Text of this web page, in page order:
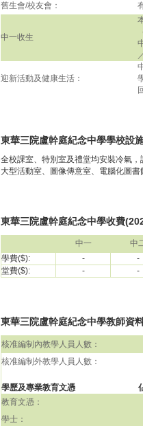
舊生會/校友會：
中一收生
迎新活動及健康生活：
東華三院盧幹庭紀念中學學校設
全校課室、特別室及禮堂均安裝冷氣
大型活動室、圖像傳意室、電腦化圖
東華三院盧幹庭紀念中學收費
中一
中
學費($):
-
-
堂費($):
- -
東華三院盧幹庭紀念中學教師資
核准編制內教學人員人數：
核准編制外教學人員人數：
學歷及專業教育文憑
教育文憑：
學士：